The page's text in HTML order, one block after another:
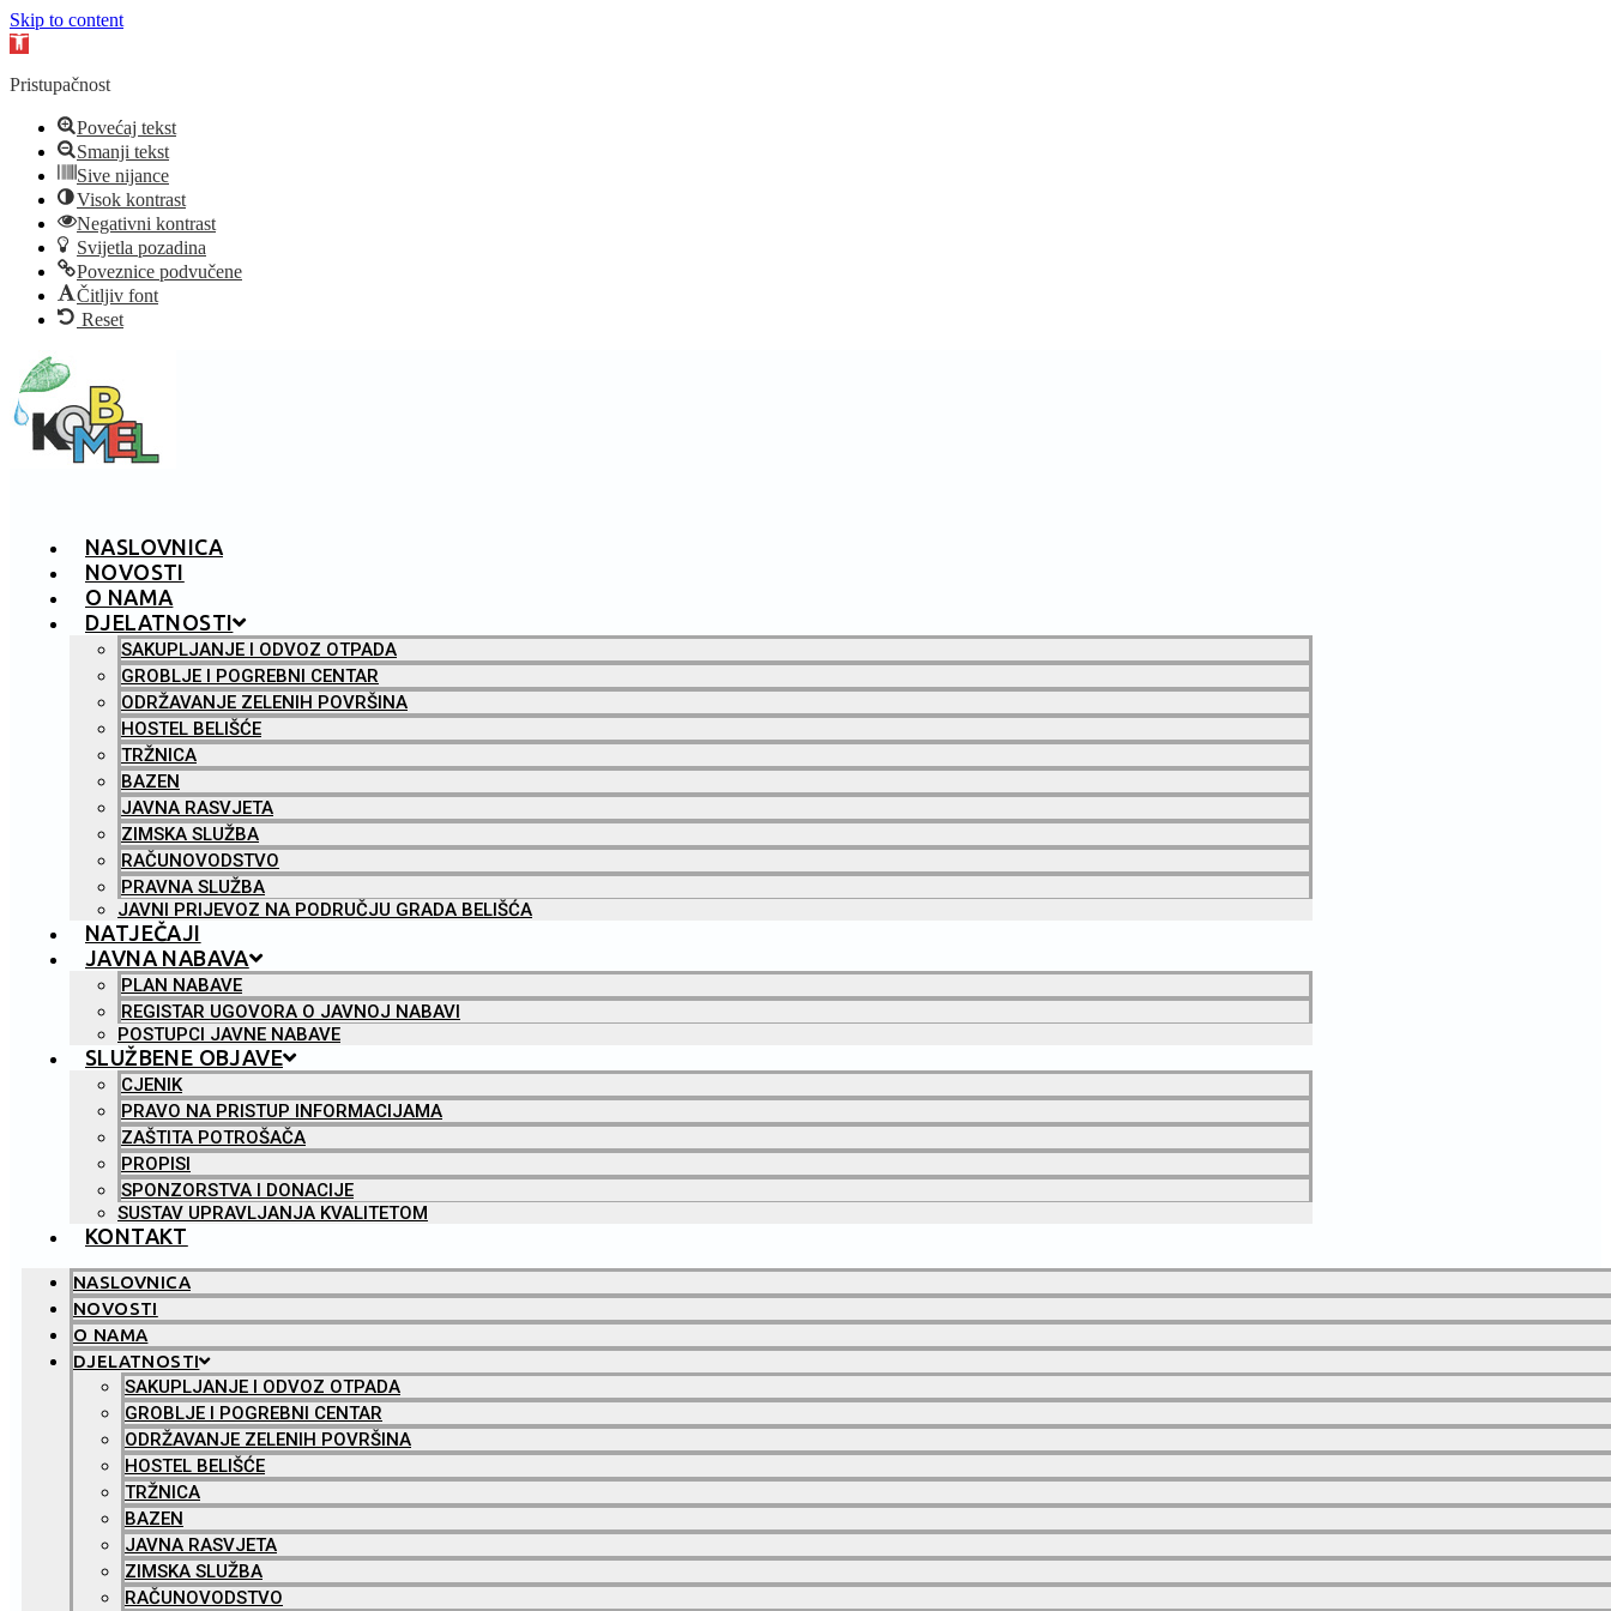
Skip to content
Open
Pristupačnost
Povećaj tekst
Smanji tekst
Sive nijance
Visok kontrast
Negativni kontrast
Svijetla pozadina
Poveznice podvučene
Čitljiv font
Reset
NASLOVNICA
NOVOSTI
O NAMA
DJELATNOSTI
SAKUPLJANJE I ODVOZ OTPADA
GROBLJE I POGREBNI CENTAR
ODRŽAVANJE ZELENIH POVRŠINA
HOSTEL BELIŠĆE
TRŽNICA
BAZEN
JAVNA RASVJETA
ZIMSKA SLUŽBA
RAČUNOVODSTVO
PRAVNA SLUŽBA
JAVNI PRIJEVOZ NA PODRUČJU GRADA BELIŠĆA
NATJEČAJI
JAVNA NABAVA
PLAN NABAVE
REGISTAR UGOVORA O JAVNOJ NABAVI
POSTUPCI JAVNE NABAVE
SLUŽBENE OBJAVE
CJENIK
PRAVO NA PRISTUP INFORMACIJAMA
ZAŠTITA POTROŠAČA
PROPISI
SPONZORSTVA I DONACIJE
SUSTAV UPRAVLJANJA KVALITETOM
KONTAKT
NASLOVNICA
NOVOSTI
O NAMA
DJELATNOSTI
SAKUPLJANJE I ODVOZ OTPADA
GROBLJE I POGREBNI CENTAR
ODRŽAVANJE ZELENIH POVRŠINA
HOSTEL BELIŠĆE
TRŽNICA
BAZEN
JAVNA RASVJETA
ZIMSKA SLUŽBA
RAČUNOVODSTVO